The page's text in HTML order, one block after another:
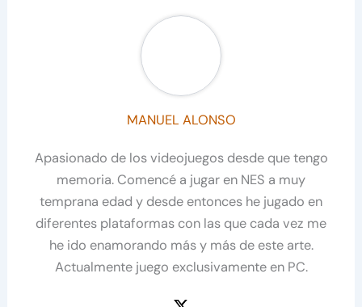
MANUEL ALONSO
Apasionado de los videojuegos desde que tengo
memoria. Comencé a jugar en NES a muy
temprana edad y desde entonces he jugado en
diferentes plataformas con las que cada vez me
he ido enamorando más y más de este arte.
Actualmente juego exclusivamente en PC.